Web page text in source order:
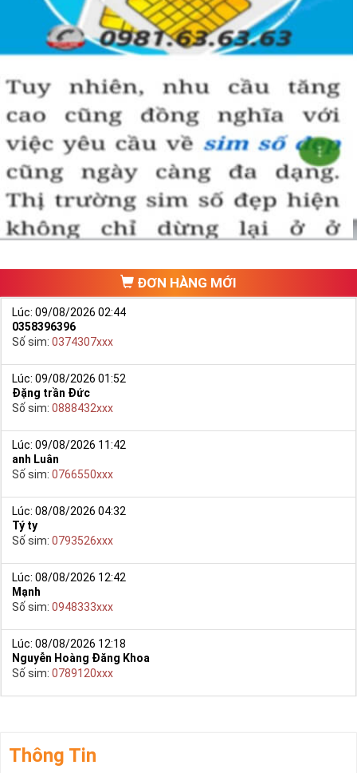
ĐƠN HÀNG MỚI
Lúc: 09/08/2026 02:44
0358396396
Số sim: 0374307xxx
Lúc: 09/08/2026 01:52
Đặng trần Đức
Số sim: 0888432xxx
Lúc: 09/08/2026 11:42
anh Luân
Số sim: 0766550xxx
Lúc: 08/08/2026 04:32
Tý ty
Số sim: 0793526xxx
Lúc: 08/08/2026 12:42
Mạnh
Số sim: 0948333xxx
Lúc: 08/08/2026 12:18
Nguyễn Hoàng Đăng Khoa
Số sim: 0789120xxx
Thông Tin